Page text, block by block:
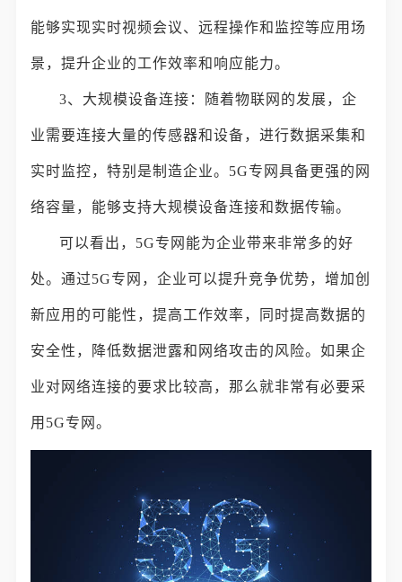
能够实现实时视频会议、远程操作和监控等应用场
景，提升企业的工作效率和响应能力。
3、大规模设备连接：随着物联网的发展，企
业需要连接大量的传感器和设备，进行数据采集和
实时监控，特别是制造企业。5G专网具备更强的网
络容量，能够支持大规模设备连接和数据传输。
可以看出，5G专网能为企业带来非常多的好
处。通过5G专网，企业可以提升竞争优势，增加创
新应用的可能性，提高工作效率，同时提高数据的
安全性，降低数据泄露和网络攻击的风险。如果企
业对网络连接的要求比较高，那么就非常有必要采
用5G专网。